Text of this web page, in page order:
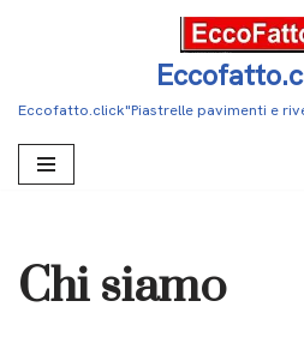
contenuto
Eccofatto.click"Piastrelle pavimenti e
Chi siamo